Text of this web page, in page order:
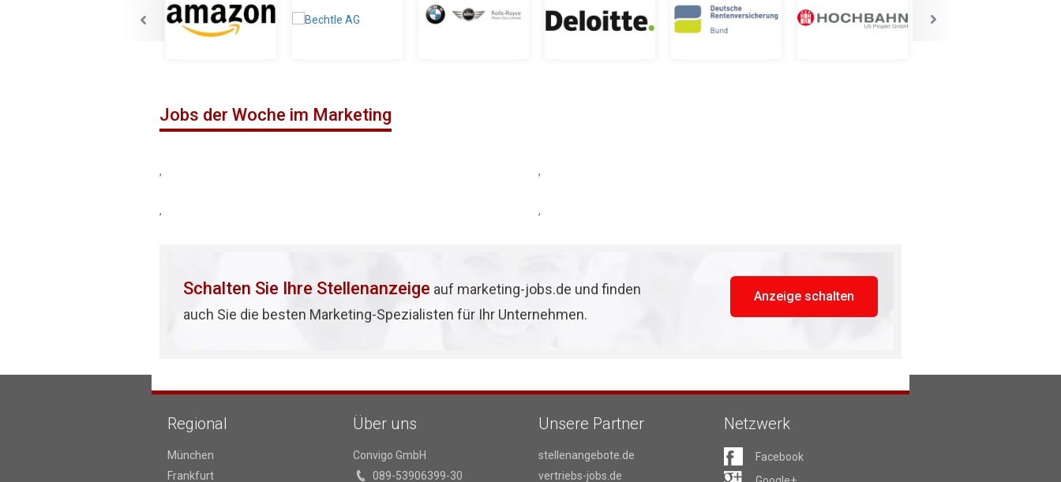
Jobs der Woche im Marketing
, ,
, ,
Schalten Sie Ihre Stellenanzeige auf marketing-jobs.de und finden
auch Sie die besten Marketing-Spezialisten für Ihr Unternehmen.
Anzeige schalten
Regional
München
Frankfurt
Über uns
Convigo GmbH
089-53906399-30
Unsere Partner
stellenangebote.de
vertriebs-jobs.de
Netzwerk
Facebook